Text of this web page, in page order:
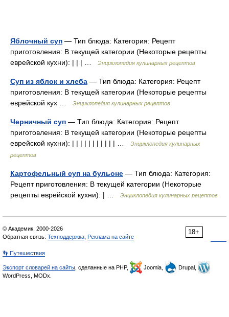
Яблочный суп — Тип блюда: Категория: Рецепт
приготовления: В текущей категории (Некоторые рецепты
еврейской кухни): | | | …
Энциклопедия кулинарных рецептов
Суп из яблок и хлеба — Тип блюда: Категория: Рецепт
приготовления: В текущей категории (Некоторые рецепты
еврейской кух …
Энциклопедия кулинарных рецептов
Черничный суп — Тип блюда: Категория: Рецепт
приготовления: В текущей категории (Некоторые рецепты
еврейской кухни): | | | | | | | | | | | …
Энциклопедия кулинарных
рецептов
Картофельный суп на бульоне — Тип блюда: Категория:
Рецепт приготовления: В текущей категории (Некоторые
рецепты еврейской кухни): | …
Энциклопедия кулинарных рецептов
18+
© Академик, 2000-2026
Обратная связь: Техподдержка Реклама на сайте
👣 Путешествия
Экспорт словарей на сайты , сделанные на PHP, Joomla,
Drupal,
WordPress, MODx.